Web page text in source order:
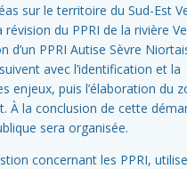
sur le territoire du Sud-Est
du PPRI de la rivière
d’un PPRI Autise Sèvre
avec l’identification et la
enjeux, puis l’élaboration du
À la conclusion de cette
sera organisée.
concernant les PPRI,